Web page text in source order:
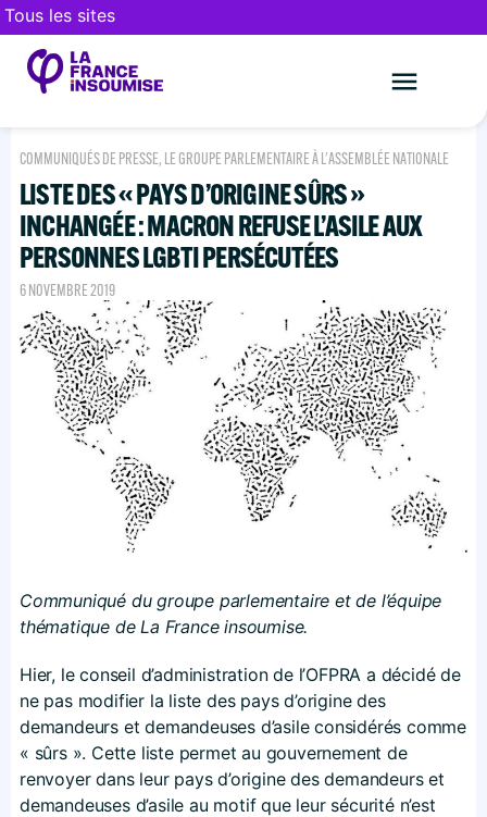
Tous les sites
COMMUNIQUÉS DE PRESSE, LE GROUPE PARLEMENTAIRE À L'ASSEMBLÉE NATIONALE
LISTE DES « PAYS D’ORIGINE SÛRS »
INCHANGÉE : MACRON REFUSE L’ASILE AUX
PERSONNES LGBTI PERSÉCUTÉES
6 NOVEMBRE 2019
Communiqué du groupe parlementaire et de l’équipe
thématique de La France insoumise.
Hier, le conseil d’administration de l’OFPRA a décidé de
ne pas modifier la liste des pays d’origine des
demandeurs et demandeuses d’asile considérés comme
« sûrs ». Cette liste permet au gouvernement de
renvoyer dans leur pays d’origine des demandeurs et
demandeuses d’asile au motif que leur sécurité n’est